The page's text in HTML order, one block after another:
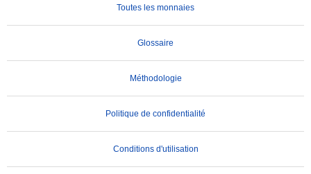
Toutes les monnaies
Glossaire
Méthodologie
Politique de confidentialité
Conditions d'utilisation